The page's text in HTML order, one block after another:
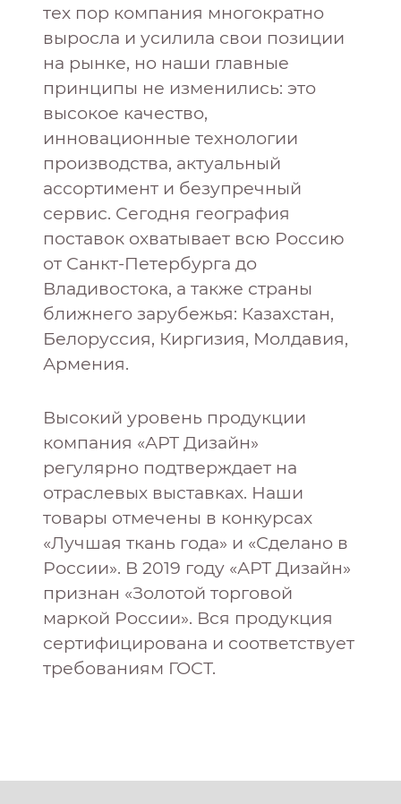
тех пор компания многократно
выросла и усилила свои позиции
на рынке, но наши главные
принципы не изменились: это
высокое качество,
инновационные технологии
производства, актуальный
ассортимент и безупречный
сервис. Сегодня география
поставок охватывает всю Россию
от Санкт-Петербурга до
Владивостока, а также страны
ближнего зарубежья: Казахстан,
Белоруссия, Киргизия, Молдавия,
Армения.
Высокий уровень продукции
компания «АРТ Дизайн»
регулярно подтверждает на
отраслевых выставках. Наши
товары отмечены в конкурсах
«Лучшая ткань года» и «Сделано в
России». В 2019 году «АРТ Дизайн»
признан «Золотой торговой
маркой России». Вся продукция
сертифицирована и соответствует
требованиям ГОСТ.